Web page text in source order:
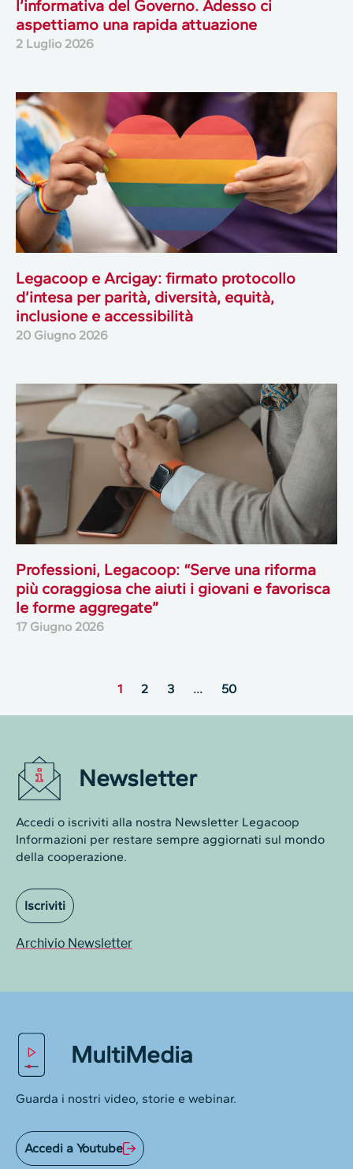
l’informativa del Governo. Adesso ci
aspettiamo una rapida attuazione
2 Luglio 2026
Legacoop e Arcigay: firmato protocollo
d’intesa per parità, diversità, equità,
inclusione e accessibilità
20 Giugno 2026
Professioni, Legacoop: “Serve una riforma
più coraggiosa che aiuti i giovani e favorisca
le forme aggregate”
17 Giugno 2026
1 2 3 … 50
Newsletter
Accedi o iscriviti alla nostra Newsletter Legacoop
Informazioni per restare sempre aggiornati sul mondo
della cooperazione.
Iscriviti
Archivio Newsletter
MultiMedia
Guarda i nostri video, storie e webinar.
Accedi a Youtube